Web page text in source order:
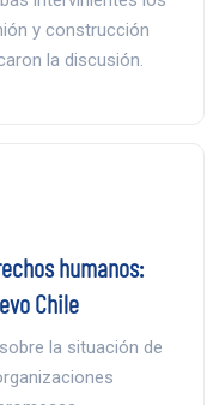
y construcción
la discusión.
humanos:
Chile
la situación de